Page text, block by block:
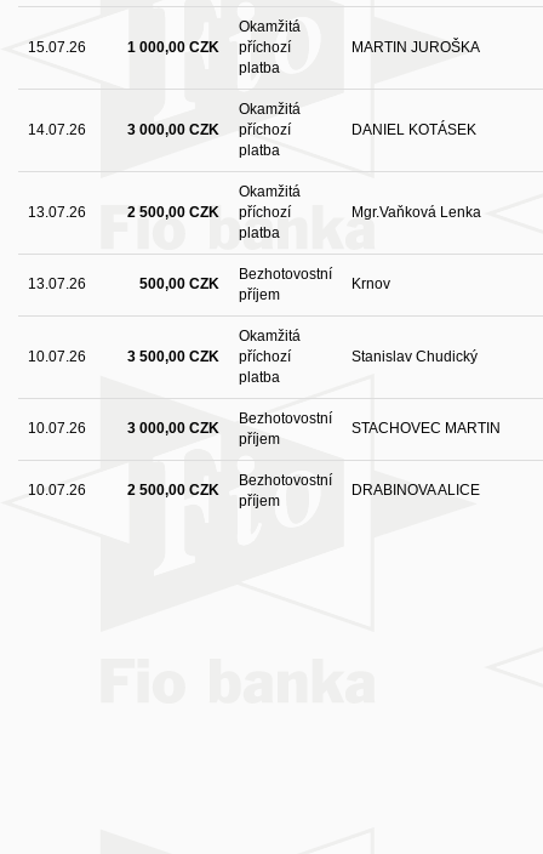
15.07.26 1 000,00 CZK
Okamžitá
příchozí
platba
MARTIN JUROŠKA
14.07.26 3 000,00 CZK
Okamžitá
příchozí
platba
DANIEL KOTÁSEK
13.07.26 2 500,00 CZK
Okamžitá
příchozí
platba
Mgr.Vaňková Lenka
13.07.26 500,00 CZK
Bezhotovostní
příjem
Krnov
10.07.26 3 500,00 CZK
Okamžitá
příchozí
platba
Stanislav Chudický
10.07.26 3 000,00 CZK
Bezhotovostní
příjem
STACHOVEC MARTIN
10.07.26 2 500,00 CZK
Bezhotovostní
příjem
DRABINOVA ALICE